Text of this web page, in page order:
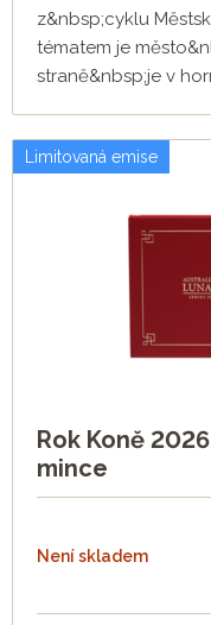
z&nbsp;cyklu
tématem je
straně&nbsp;je v
Limitovaná emise
Rok Koně
mince
Není skladem